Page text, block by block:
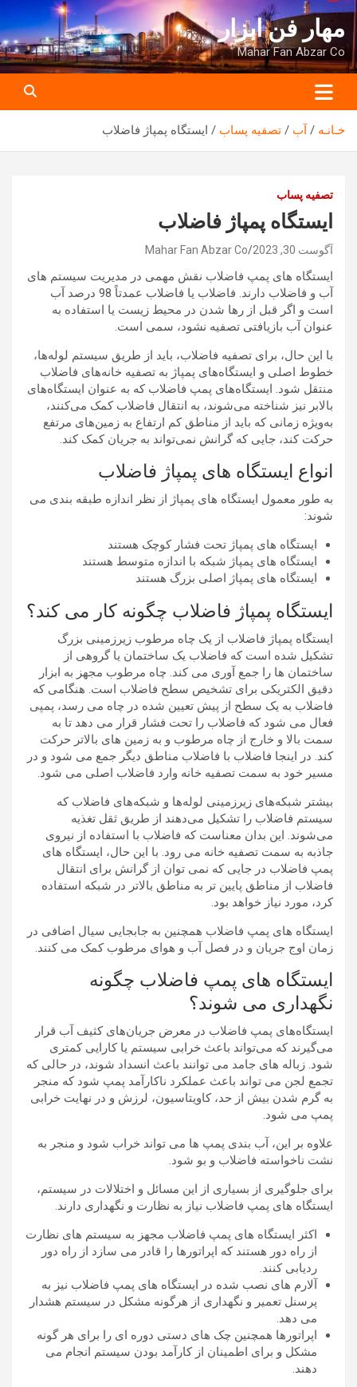
به
محتوا
برویدمهار فن ابزار
Mahar Fan Abzar Co
خـانـه آب تصفیه پساب ایستگاه پمپاژ فاضلاب
تصفیه پساب
ایستگاه پمپاژ فاضلاب
آگوست 30, 2023 Mahar Fan Abzar Co
ایستگاه های پمپ فاضلاب نقش مهمی در مدیریت سیستم های
آب و فاضلاب دارند. فاضلاب یا فاضلاب عمدتاً 98 درصد آب
است و اگر قبل از رها شدن در محیط زیست یا استفاده به
عنوان آب بازیافتی تصفیه نشود، سمی است.
با این حال، برای تصفیه فاضلاب، باید از طریق سیستم لوله‌ها،
خطوط اصلی و ایستگاه‌های پمپاژ به تصفیه خانه‌های فاضلاب
منتقل شود. ایستگاه‌های پمپ فاضلاب که به عنوان ایستگاه‌های
بالابر نیز شناخته می‌شوند، به انتقال فاضلاب کمک می‌کنند،
به‌ویژه زمانی که باید از مناطق کم ارتفاع به زمین‌های مرتفع
حرکت کند، جایی که گرانش نمی‌تواند به جریان کمک کند.
انواع ایستگاه های پمپاژ فاضلاب
به طور معمول ایستگاه های پمپاژ از نظر اندازه طبقه بندی می
شوند:
ایستگاه های پمپاژ تحت فشار کوچک هستند
ایستگاه های پمپاژ شبکه با اندازه متوسط ​​هستند
ایستگاه های پمپاژ اصلی بزرگ هستند
ایستگاه پمپاژ فاضلاب چگونه کار می کند؟
ایستگاه پمپاژ فاضلاب از یک چاه مرطوب زیرزمینی بزرگ
تشکیل شده است که فاضلاب یک ساختمان یا گروهی از
ساختمان ها را جمع آوری می کند. چاه مرطوب مجهز به ابزار
دقیق الکتریکی برای تشخیص سطح فاضلاب است. هنگامی که
فاضلاب به یک سطح از پیش تعیین شده در چاه می رسد، پمپی
فعال می شود که فاضلاب را تحت فشار قرار می دهد تا به
سمت بالا و خارج از چاه مرطوب و به زمین های بالاتر حرکت
کند. در اینجا فاضلاب با فاضلاب مناطق دیگر جمع می شود و در
مسیر خود به سمت تصفیه خانه وارد فاضلاب اصلی می شود.
بیشتر شبکه‌های زیرزمینی لوله‌ها و شبکه‌های فاضلاب که
سیستم فاضلاب را تشکیل می‌دهند از طریق ثقل تغذیه
می‌شوند. این بدان معناست که فاضلاب با استفاده از نیروی
جاذبه به سمت تصفیه خانه می رود. با این حال، ایستگاه های
پمپ فاضلاب در جایی که نمی توان از گرانش برای انتقال
فاضلاب از مناطق پایین تر به مناطق بالاتر در شبکه استفاده
کرد، مورد نیاز خواهد بود.
ایستگاه های پمپ فاضلاب همچنین به جابجایی سیال اضافی در
زمان اوج جریان و در فصل آب و هوای مرطوب کمک می کنند.
ایستگاه های پمپ فاضلاب چگونه
نگهداری می شوند؟
ایستگاه‌های پمپ فاضلاب در معرض جریان‌های کثیف آب قرار
می‌گیرند که می‌تواند باعث خرابی سیستم یا کارایی کمتری
شود. زباله های جامد می توانند باعث انسداد شوند، در حالی که
تجمع لجن می تواند باعث عملکرد ناکارآمد پمپ شود که منجر
به گرم شدن بیش از حد، کاویتاسیون، لرزش و در نهایت خرابی
پمپ می شود.
علاوه بر این، آب بندی پمپ ها می تواند خراب شود و منجر به
نشت ناخواسته فاضلاب و بو شود.
برای جلوگیری از بسیاری از این مسائل و اختلالات در سیستم،
ایستگاه های پمپ فاضلاب نیاز به نظارت و نگهداری دارند.
اکثر ایستگاه های پمپ فاضلاب مجهز به سیستم های نظارت
از راه دور هستند که اپراتورها را قادر می سازد از راه دور
ردیابی کنند.
آلارم های نصب شده در ایستگاه های پمپ فاضلاب نیز به
پرسنل تعمیر و نگهداری از هرگونه مشکل در سیستم هشدار
می دهد.
اپراتورها همچنین چک های دستی دوره ای را برای هر گونه
مشکل و برای اطمینان از کارآمد بودن سیستم انجام می
دهند.